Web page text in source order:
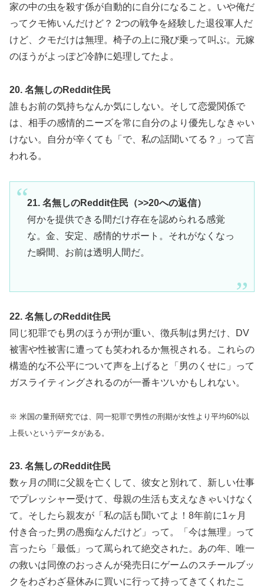
家の中の虫を殺す係が自動的に自分になること。いや俺だ
ってクモ怖いんだけど？ 2つの戦争を経験した退役軍人だ
けど、クモだけは無理。椅子の上に飛び乗って叫ぶ。元嫁
のほうがよっぽど冷静に処理してたよ。
20. 名無しのReddit住民
誰もお前の気持ちなんか気にしない。そして恋愛関係で
は、相手の感情的ニーズを常に自分のより優先しなきゃい
けない。自分が辛くても「で、私の話聞いてる？」って言
われる。
21. 名無しのReddit住民（>>20への返信）
何かを提供できる間だけ存在を認められる感覚
な。金、安定、感情的サポート。それがなくなっ
た瞬間、お前は透明人間だ。
22. 名無しのReddit住民
同じ犯罪でも男のほうが刑が重い、徴兵制は男だけ、DV
被害や性被害に遭っても笑われるか無視される。これらの
構造的な不公平について声を上げると「男のくせに」って
ガスライティングされるのが一番キツいかもしれない。
※ 米国の量刑研究では、同一犯罪で男性の刑期が女性より平均60%以
上長いというデータがある。
23. 名無しのReddit住民
数ヶ月の間に父親を亡くして、彼女と別れて、新しい仕事
でプレッシャー受けて、母親の生活も支えなきゃいけなく
て。そしたら親友が「私の話も聞いてよ！8年前に1ヶ月
付き合った男の愚痴なんだけど」って。「今は無理」って
言ったら「最低」って罵られて絶交された。あの年、唯一
の救いは同僚のおっさんが発売日にゲームのスチールブッ
クをわざわざ昼休みに買いに行って持ってきてくれたこ